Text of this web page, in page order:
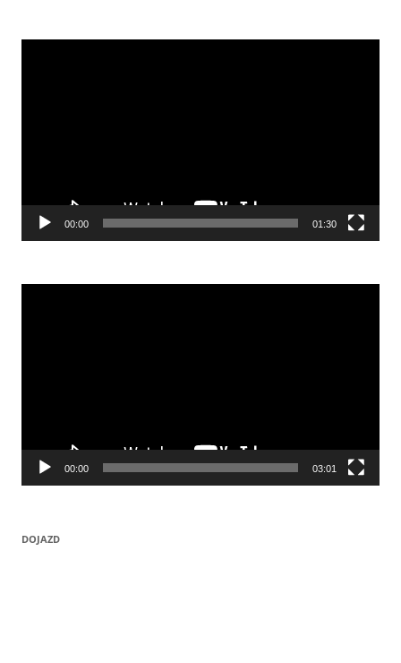
Odtwarzacz
00:00 01:30
Odtwarzacz
00:00 03:01
DOJAZD